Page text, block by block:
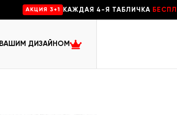
AKЦИЯ 3+1 КАЖДАЯ 4-Я ТАБЛИЧКА
ДИЗАЙНОМ